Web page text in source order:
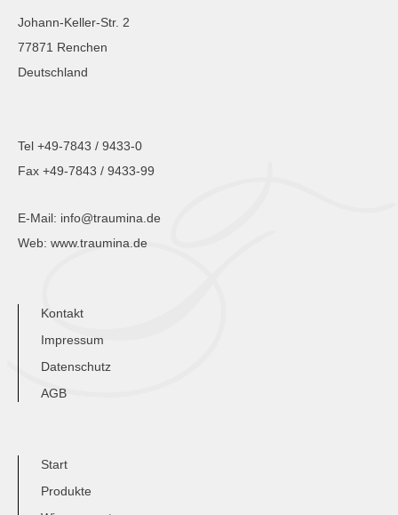
Johann-Keller-Str. 2
77871 Renchen
Deutschland
Tel +49-7843 / 9433-0
Fax +49-7843 / 9433-99
E-Mail: info@traumina.de
Web: www.traumina.de
Kontakt
Impressum
Datenschutz
AGB
Start
Produkte